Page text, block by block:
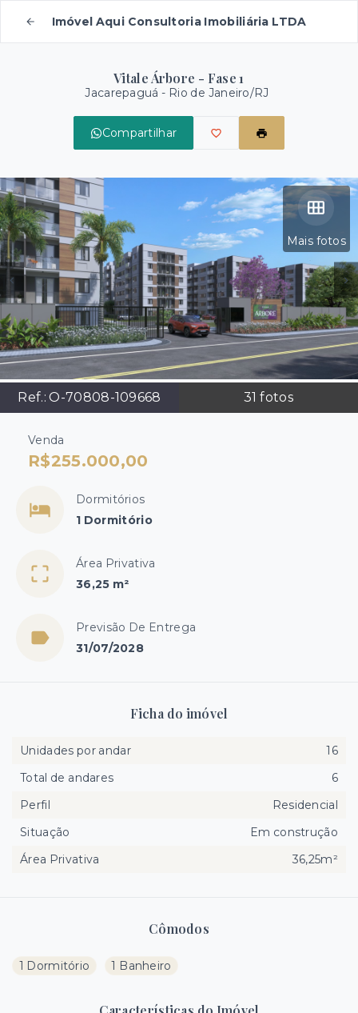
Imóvel Aqui Consultoria Imobiliária LTDA
Vitale Árbore - Fase 1
Jacarepaguá - Rio de Janeiro/RJ
Compartilhar
Mais fotos
Ref.:O-70808-109668 31 fotos
Venda
R$255.000,00
Dormitórios
1 Dormitório
Área Privativa
36,25 m²
Previsão De Entrega
31/07/2028
Cômodos
1 Dormitório 1 Banheiro
Ficha do imóvel
Unidades por andar
16
Total de andares
6
Perfil
Residencial
Situação
Em construção
Área Privativa
36,25m²